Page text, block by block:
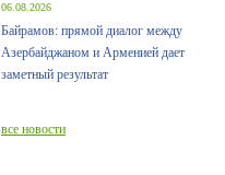
06.08.2026
Байрамов: прямой диалог между
Азербайджаном и Арменией дает
заметный результат
все новости